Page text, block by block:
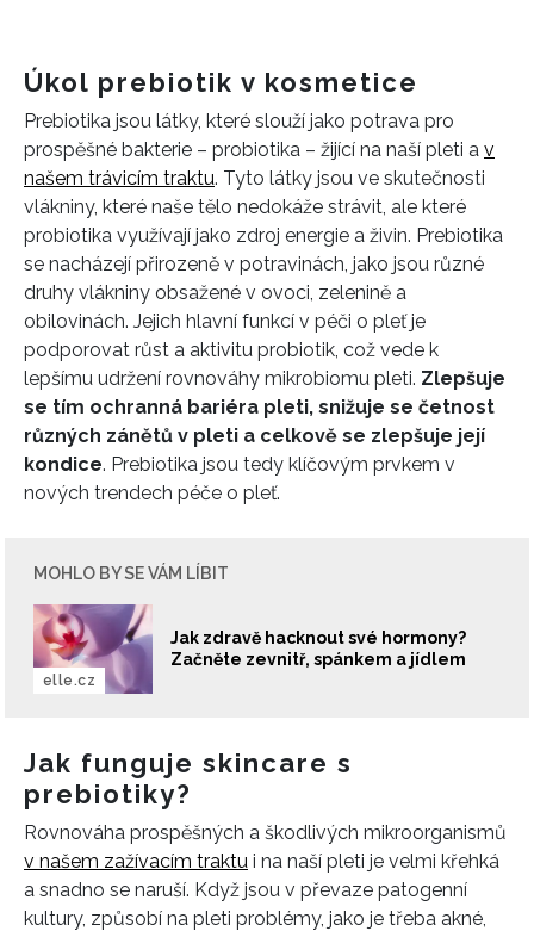
Úkol prebiotik v kosmetice
Prebiotika jsou látky, které slouží jako potrava pro
prospěšné bakterie – probiotika – žijící na naší pleti a v
našem trávicím traktu. Tyto látky jsou ve skutečnosti
vlákniny, které naše tělo nedokáže strávit, ale které
probiotika využívají jako zdroj energie a živin. Prebiotika
se nacházejí přirozeně v potravinách, jako jsou různé
druhy vlákniny obsažené v ovoci, zelenině a
obilovinách. Jejich hlavní funkcí v péči o pleť je
podporovat růst a aktivitu probiotik, což vede k
lepšímu udržení rovnováhy mikrobiomu pleti. Zlepšuje
se tím ochranná bariéra pleti, snižuje se četnost
různých zánětů v pleti a celkově se zlepšuje její
kondice. Prebiotika jsou tedy klíčovým prvkem v
nových trendech péče o pleť.
MOHLO BY SE VÁM LÍBIT
Jak zdravě hacknout své hormony?
Začněte zevnitř, spánkem a jídlem
elle.cz
Jak funguje skincare s
prebiotiky?
Rovnováha prospěšných a škodlivých mikroorganismů
v našem zažívacím traktu i na naší pleti je velmi křehká
a snadno se naruší. Když jsou v převaze patogenní
kultury, způsobí na pleti problémy, jako je třeba akné,